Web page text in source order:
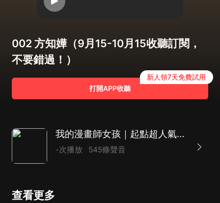
002 方知嬅（9月15-10月15收聽訂閱，
不要錯過！）
打開APP收聽
新人領7天免費試用
我的漫畫師女孩｜起點超人氣爆笑青春治愈現言｜彌勒熊樂桃桃&珥玎玎精品多人有聲劇
-次播放 545條聲音
查看更多